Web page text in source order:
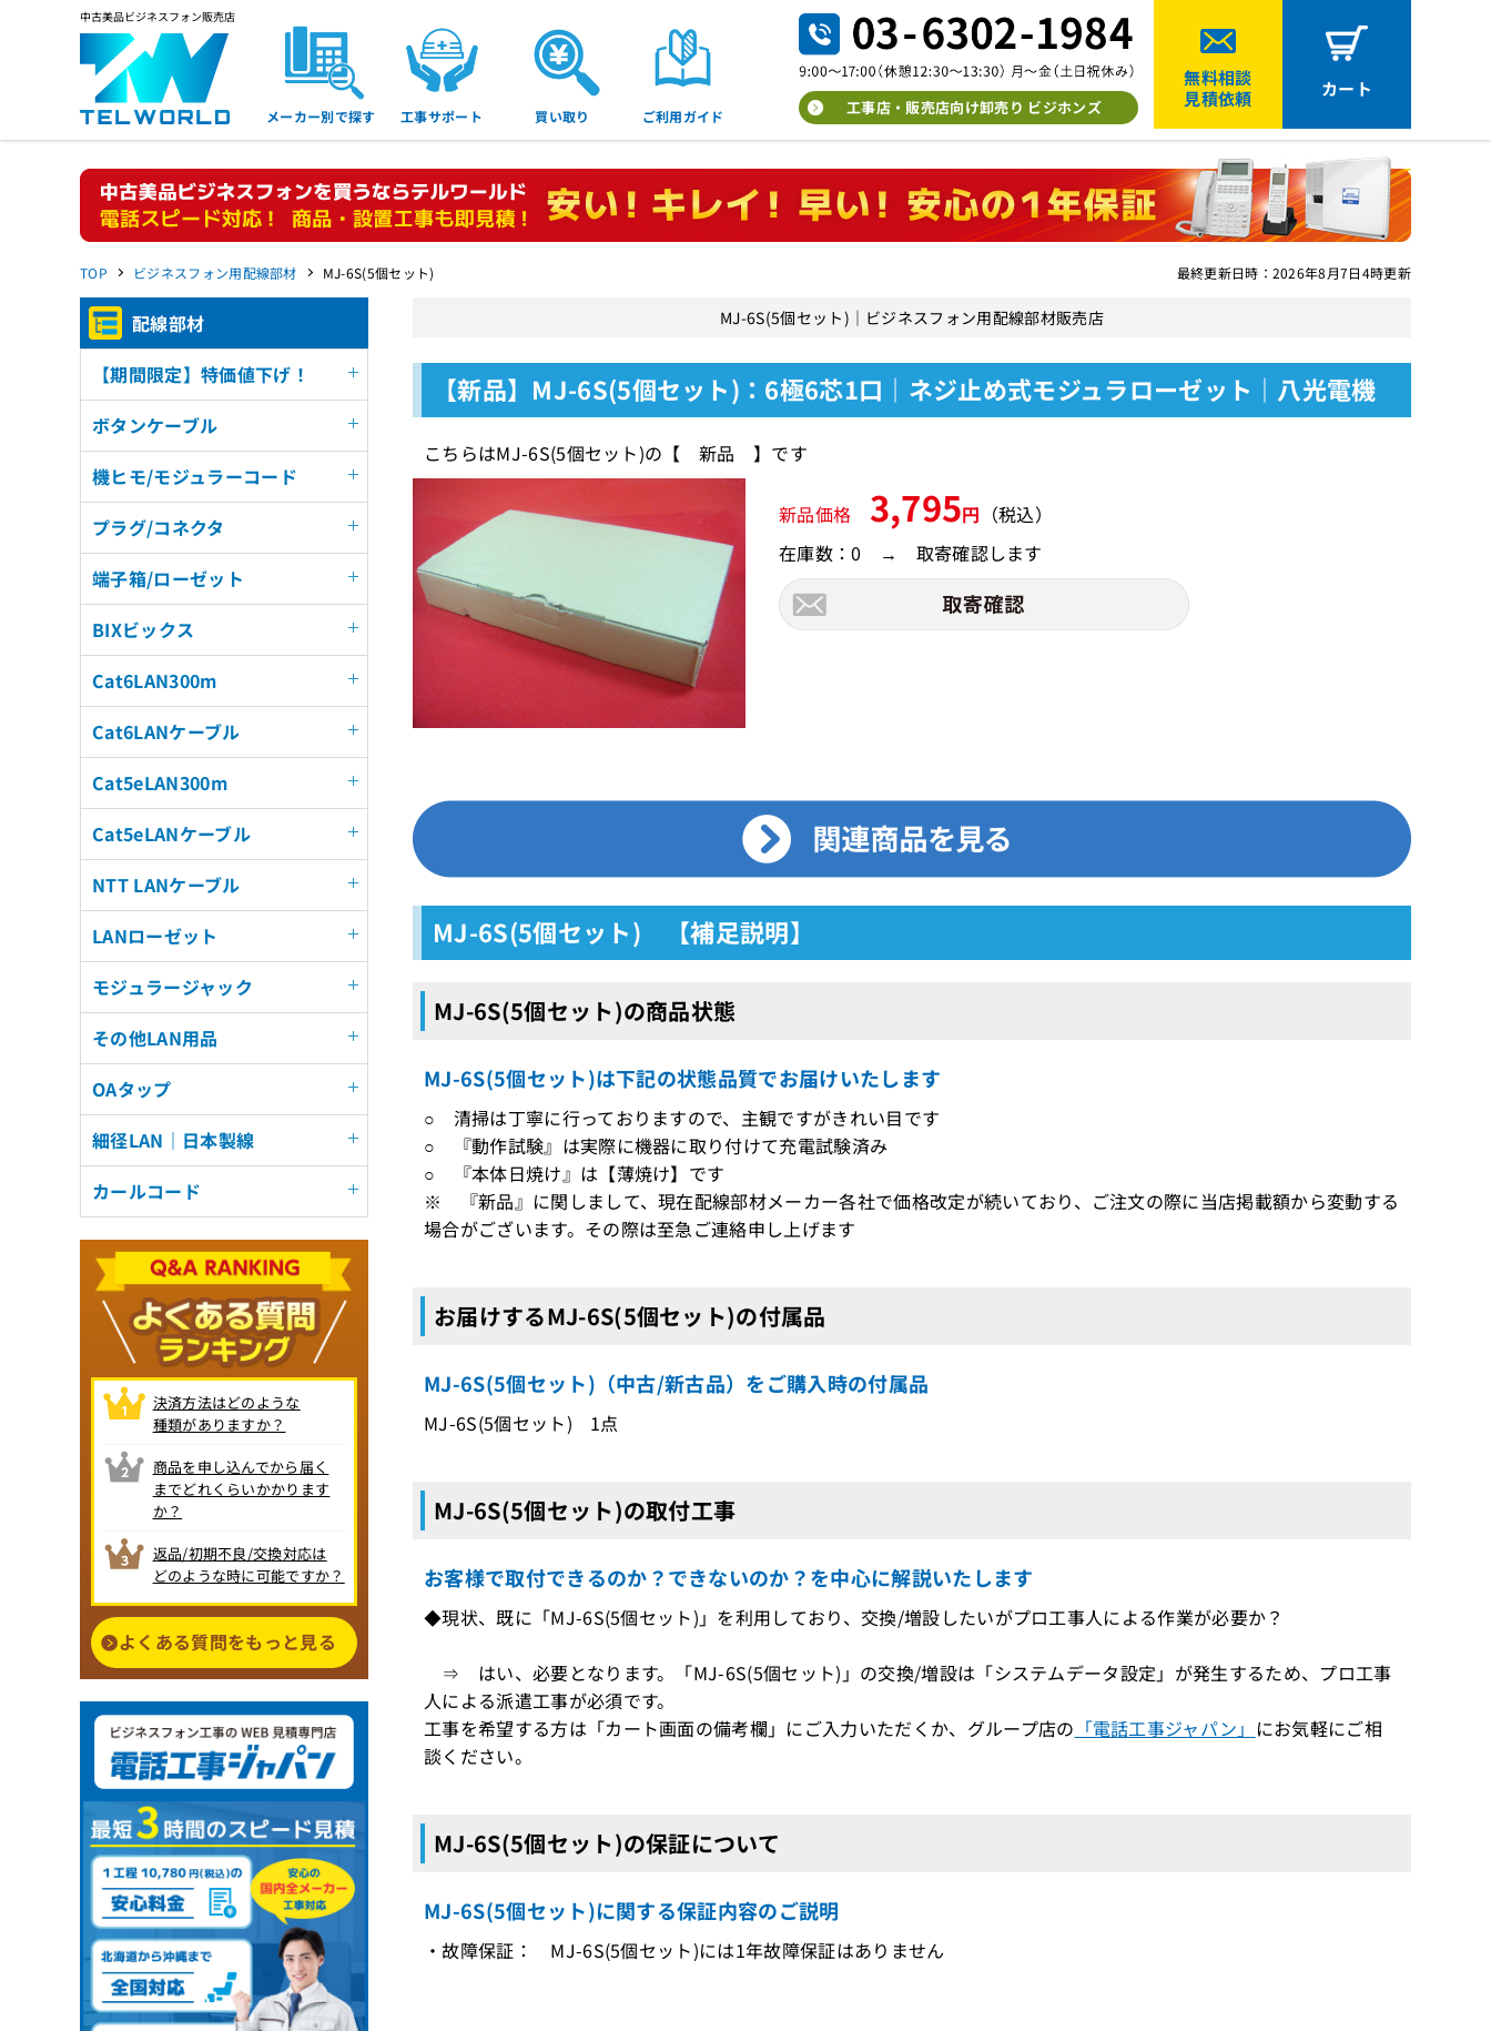
中古美品ビジネスフォン販売店
メーカー別で探す 工事サポート 買い取り ご利用ガイド 工事店・販売店向け卸売り ビジホンズ
無料相談
見積依頼
カート
最終更新日時：2026年8月7日4時更新
TOP ビジネスフォン用配線部材 MJ-6S(5個セット)
MJ-6S(5個セット)｜ビジネスフォン用配線部材販売店
【新品】MJ-6S(5個セット)：6極6芯1口｜ネジ止め式モジュラローゼット｜八光電機
こちらはMJ-6S(5個セット)の【 新品 】です
新品価格 3,795円 （税込）
在庫数：0 → 取寄確認します
MJ-6S(5個セット) 【補足説明】
MJ-6S(5個セット)の商品状態
MJ-6S(5個セット)は下記の状態品質でお届けいたします
○ 清掃は丁寧に行っておりますので、主観ですがきれい目です
○ 『動作試験』は実際に機器に取り付けて充電試験済み
○ 『本体日焼け』は【薄焼け】です
※ 『新品』に関しまして、現在配線部材メーカー各社で価格改定が続いており、ご注文の際に当店掲載額から変動する
場合がございます。その際は至急ご連絡申し上げます
お届けするMJ-6S(5個セット)の付属品
MJ-6S(5個セット)（中古/新古品）をご購入時の付属品
MJ-6S(5個セット) 1点
MJ-6S(5個セット)の取付工事
お客様で取付できるのか？できないのか？を中心に解説いたします
◆現状、既に「MJ-6S(5個セット)」を利用しており、交換/増設したいがプロ工事人による作業が必要か？
⇒ はい、必要となります。「MJ-6S(5個セット)」の交換/増設は「システムデータ設定」が発生するため、プロ工事
人による派遣工事が必須です。
工事を希望する方は「カート画面の備考欄」にご入力いただくか、グループ店の 「電話工事ジャパン」 にお気軽にご相
談ください。
MJ-6S(5個セット)の保証について
MJ-6S(5個セット)に関する保証内容のご説明
・故障保証： MJ-6S(5個セット)には1年故障保証はありません
配線部材
【期間限定】特価値下げ！
ボタンケーブル
機ヒモ/モジュラーコード
プラグ/コネクタ
端子箱/ローゼット
BIXビックス
Cat6LAN300m
Cat6LANケーブル
Cat5eLAN300m
Cat5eLANケーブル
NTT LANケーブル
LANローゼット
モジュラージャック
その他LAN用品
OAタップ
細径LAN｜日本製線
カールコード
決済方法はどのような
種類がありますか？
商品を申し込んでから届く
までどれくらいかかります
か？
返品/初期不良/交換対応は
どのような時に可能ですか？
よくある質問をもっと見る